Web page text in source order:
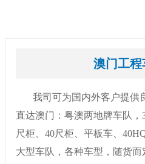
澳门工程
我司可为国内外客户提供
直达澳门：粤澳两地牌车队，
尺柜、40尺柜、平板车、
大型车队，各种车型，随货